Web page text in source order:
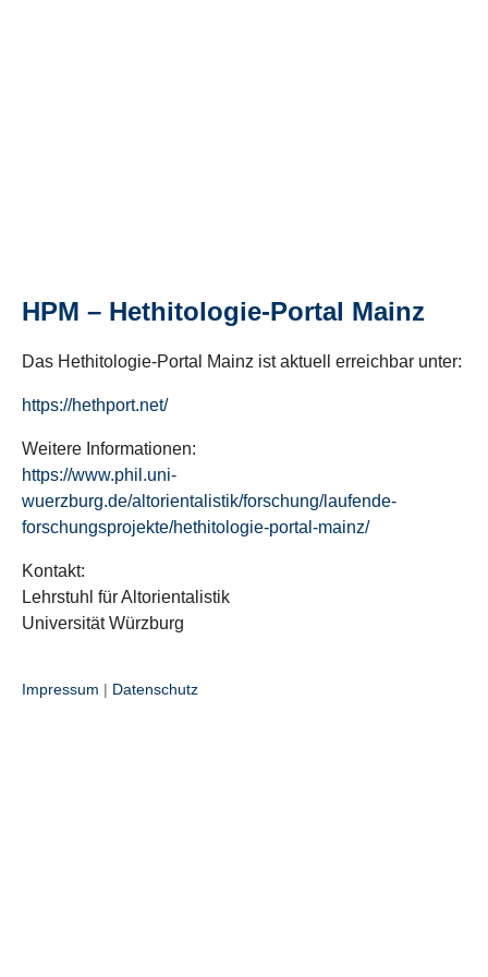
HPM – Hethitologie-Portal Mainz
Das Hethitologie-Portal Mainz ist aktuell erreichbar unter:
https://hethport.net/
Weitere Informationen:
https://www.phil.uni-
wuerzburg.de/altorientalistik/forschung/laufende-
forschungsprojekte/hethitologie-portal-mainz/
Kontakt:
Lehrstuhl für Altorientalistik
Universität Würzburg
Impressum | Datenschutz